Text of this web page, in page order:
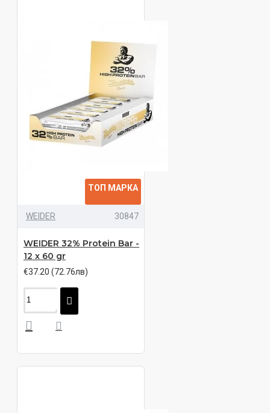
ТОП МАРКА
WEIDER 30847
WEIDER 32% Protein Bar -
12 x 60 gr
€37.20 (72.76лв)